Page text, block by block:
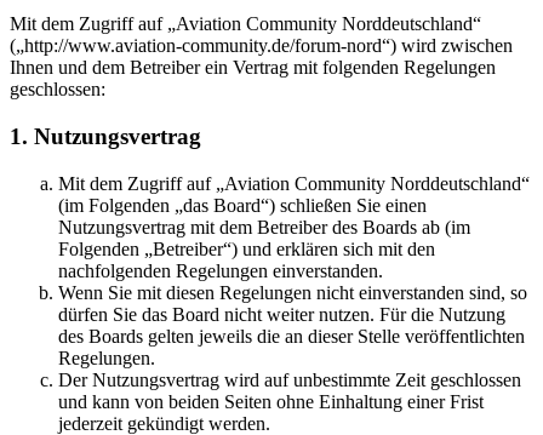
Mit dem Zugriff auf „Aviation Community Norddeutschland“
(„http://www.aviation-community.de/forum-nord“) wird zwischen
Ihnen und dem Betreiber ein Vertrag mit folgenden Regelungen
geschlossen:
1. Nutzungsvertrag
Mit dem Zugriff auf „Aviation Community Norddeutschland“
(im Folgenden „das Board“) schließen Sie einen
Nutzungsvertrag mit dem Betreiber des Boards ab (im
Folgenden „Betreiber“) und erklären sich mit den
nachfolgenden Regelungen einverstanden.
Wenn Sie mit diesen Regelungen nicht einverstanden sind, so
dürfen Sie das Board nicht weiter nutzen. Für die Nutzung
des Boards gelten jeweils die an dieser Stelle veröffentlichten
Regelungen.
Der Nutzungsvertrag wird auf unbestimmte Zeit geschlossen
und kann von beiden Seiten ohne Einhaltung einer Frist
jederzeit gekündigt werden.